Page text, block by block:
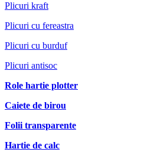
Plicuri kraft
Plicuri cu fereastra
Plicuri cu burduf
Plicuri antisoc
Role hartie plotter
Caiete de birou
Folii transparente
Hartie de calc